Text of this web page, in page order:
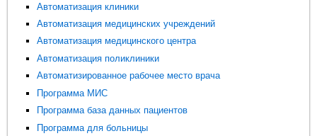
Автоматизация клиники
Автоматизация медицинских учреждений
Автоматизация медицинского центра
Автоматизация поликлиники
Автоматизированное рабочее место врача
Программа МИС
Программа база данных пациентов
Программа для больницы